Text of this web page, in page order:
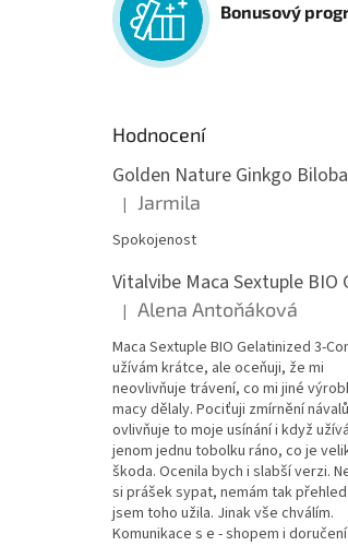
Bonusový
Hodnocení
Hodnocení produktu je 5 z 5
| Jarmila
Spokojenost
Hodnocení produktu je 5 z 5
| Alena Antoňáková
Maca Sextuple BIO Gelatinized 3-
užívám krátce, ale oceňuji, že mi
neovlivňuje trávení, co mi jiné
macy dělaly. Pociťuji zmírnění
ovlivňuje to moje usínání i když
jenom jednu tobolku ráno, co je
škoda. Ocenila bych i slabší verzi.
si prášek sypat, nemám tak
jsem toho užila. Jinak vše chválím.
Komunikace s e - shopem i